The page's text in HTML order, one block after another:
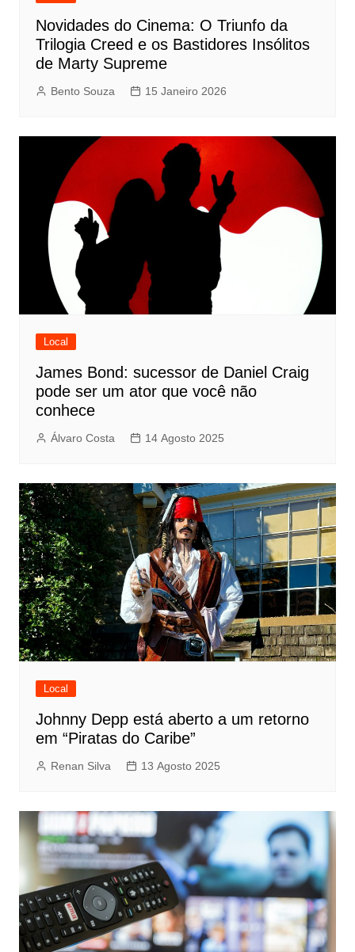
Novidades do Cinema: O Triunfo da
Trilogia Creed e os Bastidores Insólitos
de Marty Supreme
Bento Souza 15 Janeiro 2026
Local
James Bond: sucessor de Daniel Craig
pode ser um ator que você não
conhece
Álvaro Costa 14 Agosto 2025
Local
Johnny Depp está aberto a um retorno
em “Piratas do Caribe”
Renan Silva 13 Agosto 2025